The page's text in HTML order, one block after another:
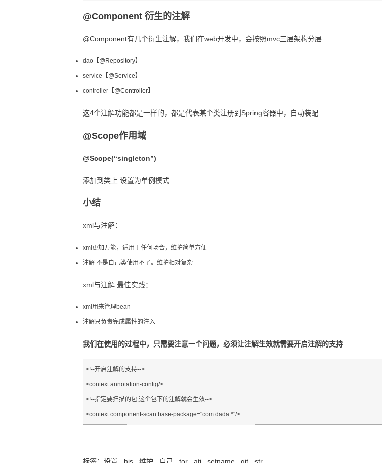
@Component衍生的注解
@Component有几个衍生注解，我们在web开发中，会按照mvc三层架构分层
dao【@Repository】
service【@Service】
controller【@Controller】
这4个注解功能都是一样的，都是代表某个类注册到Spring容器中，自动装配
@Scope作用域
@Scope(“singleton”)
添加到类上 设置为单例模式
小结
xml与注解：
xml更加万能，适用于任何场合，维护简单方便
注解 不是自己类使用不了。维护相对复杂
xml与注解 最佳实践：
xml用来管理bean
注解只负责完成属性的注入
我们在使用的过程中，只需要注意一个问题，必须让注解生效就需要开启注解的支持
<!--开启注解的支持-->
<context:annotation-config/>
<!--指定要扫描的包,这个包下的注解就会生效-->
<context:component-scan base-package="com.dada.*"/>
标签： 设置 his 维护 自己 tor ati setname git str